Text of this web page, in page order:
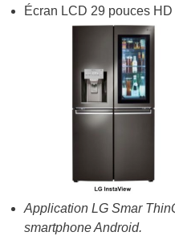
Écran LCD 29 pouces HD
Application LG Smar
smartphone Android.